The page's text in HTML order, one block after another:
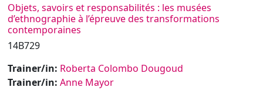
Objets, savoirs et responsabilités : les musées
d’ethnographie à l’épreuve des transformations
contemporaines
14B729
Trainer/in: Roberta Colombo Dougoud
Trainer/in: Anne Mayor